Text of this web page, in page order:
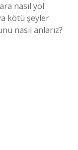
nasıl yol
kötü şeyler
nasıl anlarız?